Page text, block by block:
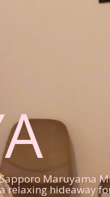
Sapporo Maruyama
relaxing hideaway